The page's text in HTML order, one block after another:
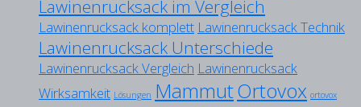
Lawinenrucksack im Vergleich
Lawinenrucksack komplett Lawinenrucksack Technik
Lawinenrucksack Unterschiede
Lawinenrucksack Vergleich Lawinenrucksack
Wirksamkeit Lösungen MammutOrtovox ortovox